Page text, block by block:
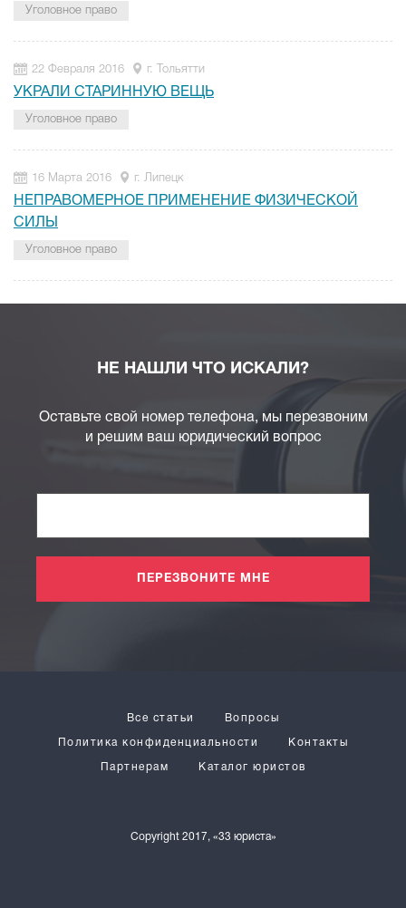
Уголовное право
22 Февраля 2016 г. Тольятти
УКРАЛИ СТАРИННУЮ ВЕЩЬ
Уголовное право
16 Марта 2016 г. Липецк
НЕПРАВОМЕРНОЕ ПРИМЕНЕНИЕ ФИЗИЧЕСКОЙ
СИЛЫ
Уголовное право
НЕ НАШЛИ ЧТО ИСКАЛИ?
Оставьте свой номер телефона, мы перезвоним
и решим ваш юридический вопрос
ПЕРЕЗВОНИТЕ МНЕ
Copyright 2017, «33 юриста»
Все статьи Вопросы
Политика конфиденциальности Контакты
Партнерам Каталог юристов